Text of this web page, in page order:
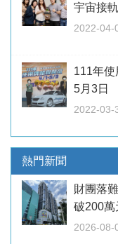
宇宙接軌
2022-04-
111年
5月3日
2022-03-
熱門新聞
財團落
破200萬
2026-08-